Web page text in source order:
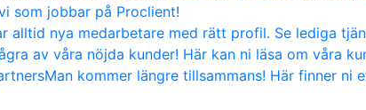
som jobbar på Proclient!
alltid nya medarbetare med rätt profil. Se lediga
av våra nöjda kunder! Här kan ni läsa om våra
Man kommer längre tillsammans! Här finner